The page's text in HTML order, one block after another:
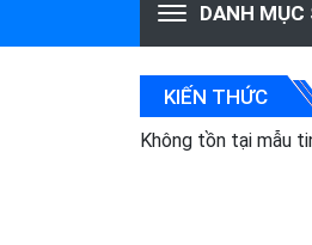
DANH MỤC
KIẾN THỨC
Không tồn tại mẫu